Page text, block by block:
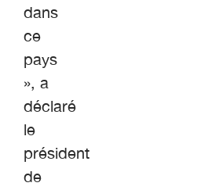
dans
ce
pays
», a
déclaré
le
président
de